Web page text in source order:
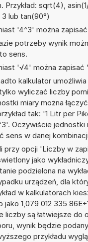
Przykład: sqrt(4),
lub tan(90°)
'4^3' można
potrzeby wynik
sens.
'√4' można zapisać
kalkulator
wyliczać liczby
miary można
tak: '1 Litr per
Oczywiście jednostki
sens w danej
przy opcji 'Liczby w
jako
podzielona na
urządzeń, dla
w kalkulatorach
jako 1,079 012 335
liczby są łatwiejsze
wynik będzie
przykładu